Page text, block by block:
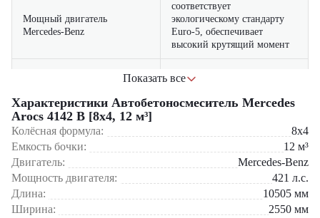
Мощный двигатель
Mercedes-Benz
соответствует
экологическому стандарту
Euro-5, обеспечивает
высокий крутящий момент
Усиленная конструкция
грузоподъемность и
Инновационная система
перемешивания
бетонной смеси при
транспортировке
Эргономичная кабина
комфортные условия работы
водителя, система климат-
Сфера применения:
Возведения многоэтажных жилых и коммерческих комплексов
Строительства мостов, тоннелей и автомагистралей
Крупных инфраструктурных проектов
Показать все
Характеристики Автобетоносмеситель Mercedes
Arocs 4142 B [8x4, 12 м³]
Колёсная формула:
8x4
Емкость бочки:
12 м³
Двигатель:
Mercedes-Benz
Мощность двигателя:
421 л.с.
Длина:
10505 мм
Ширина:
2550 мм